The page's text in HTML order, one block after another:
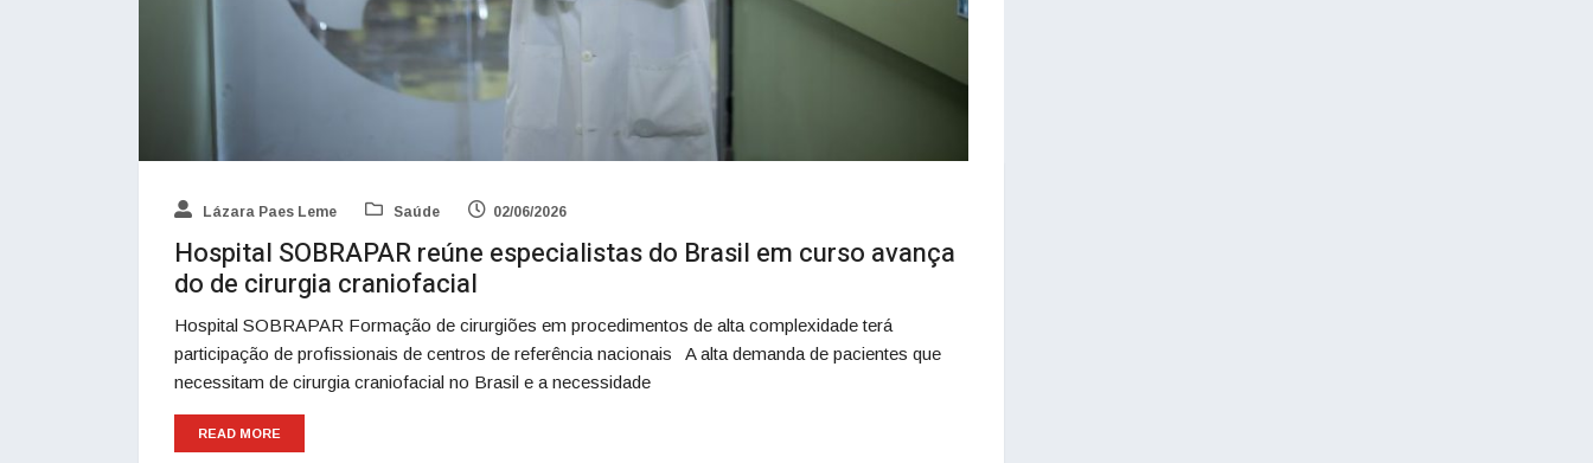
Lázara Paes Leme Saúde 02/06/2026
Hospital SOBRAPAR reúne especialistas do Brasil em curso avança
do de cirurgia craniofacial
Hospital SOBRAPAR Formação de cirurgiões em procedimentos de alta complexidade terá
participação de profissionais de centros de referência nacionais A alta demanda de pacientes que
necessitam de cirurgia craniofacial no Brasil e a necessidade
READ MORE